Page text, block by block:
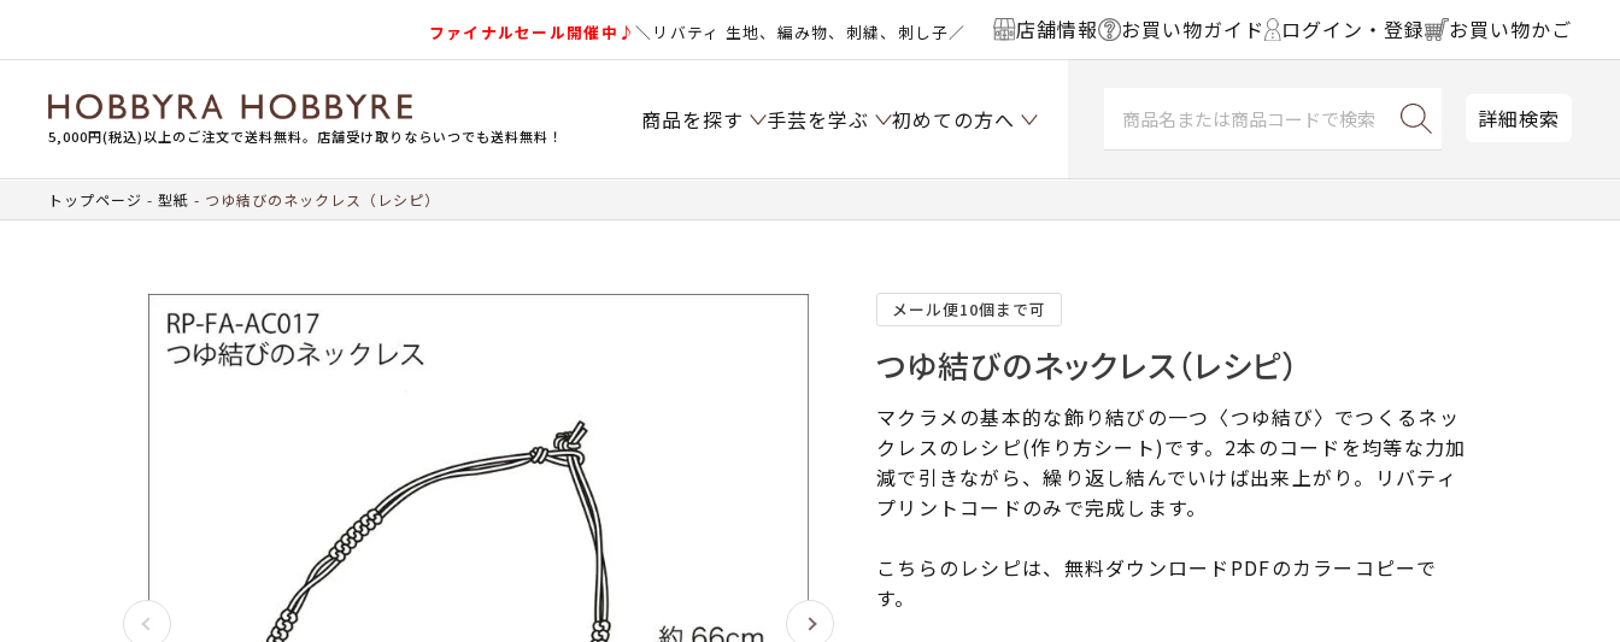
ファイナルセール開催中♪＼リバティ 生地、編み物、刺繍、刺し子／ 店舗情報 お買い物ガイド ログイン・登録 お買い物かご
5,000円(税込)以上のご注文で送料無料。店舗受け取りならいつでも送料無料！
商品を探す 手芸を学ぶ 初めての方へ 詳細検索
トップページ 型紙 つゆ結びのネックレス（レシピ）
メール便10個まで可
つゆ結びのネックレス（レシピ）
マクラメの基本的な飾り結びの一つ〈つゆ結び〉でつくるネッ
クレスのレシピ(作り方シート)です。2本のコードを均等な力加
減で引きながら、繰り返し結んでいけば出来上がり。リバティ
プリントコードのみで完成します。
こちらのレシピは、無料ダウンロードPDFのカラーコピーで
す。